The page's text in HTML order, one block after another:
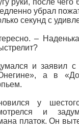
руки, после
убрал
секунд с
–
и заявил
а в
у
и
платок. Он